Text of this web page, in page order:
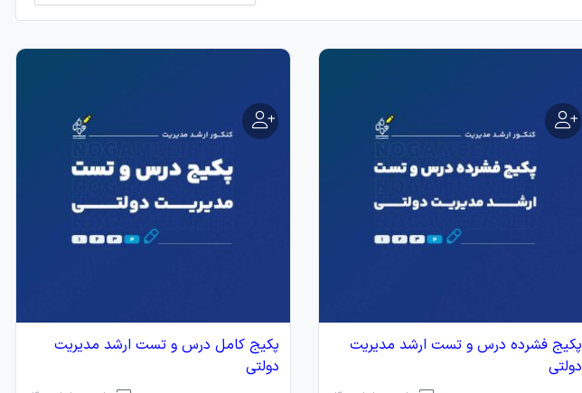
برای:
پکیج فشرده درس و تست ارشد مدیریت
دولتی
پکیج کامل درس و تست ارشد مدیریت
دولتی